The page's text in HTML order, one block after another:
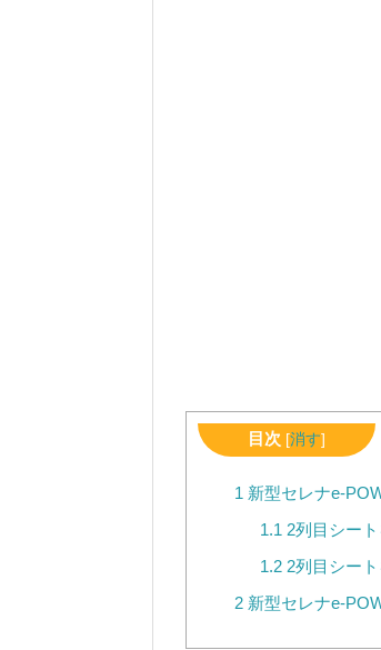
目次 [消す]
1 新型セレナe-
1.1 2列目シー
1.2 2列目シー
2 新型セレナe-